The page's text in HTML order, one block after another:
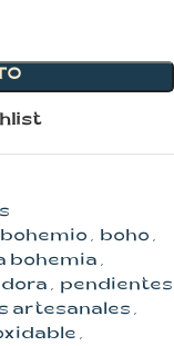
bohemio , boho ,
bohemia ,
, pendientes
artesanales ,
,